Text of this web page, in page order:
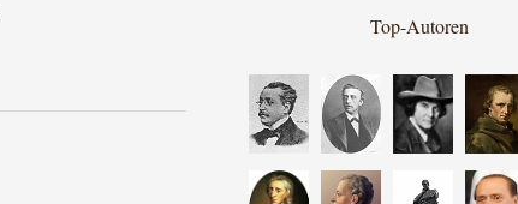
Top-Autoren